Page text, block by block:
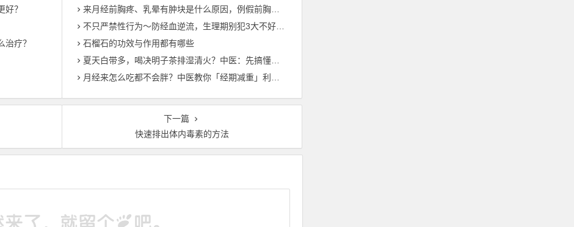
？
疗？
来月经前胸疼、乳晕有肿块是什么原因，例假前胸痛和早孕胸痛的区别
不只严禁性行为〜防经血逆流，生理期别犯3大不好的行为
石榴石的功效与作用都有哪些
夏天白带多，喝决明子茶排湿清火？中医：先搞懂自身体质
月经来怎么吃都不会胖？中医教你「经期减重」利水去湿
下一篇
快速排出体内毒素的方法